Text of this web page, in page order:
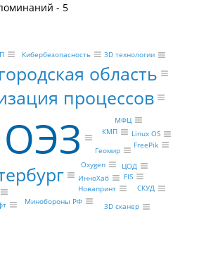
- 5
ОЭЗ
процессов
область
Oxygen
ИнноХаб
Новапринт
Геомир
КМП
Минобороны РФ
МФЦ
3D сканер
СКУД
3D технологии
ЦОД
Кибербезопасность
Linux OS
FIS
FreePik